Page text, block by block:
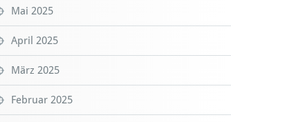
Mai 2025
April 2025
März 2025
Februar 2025